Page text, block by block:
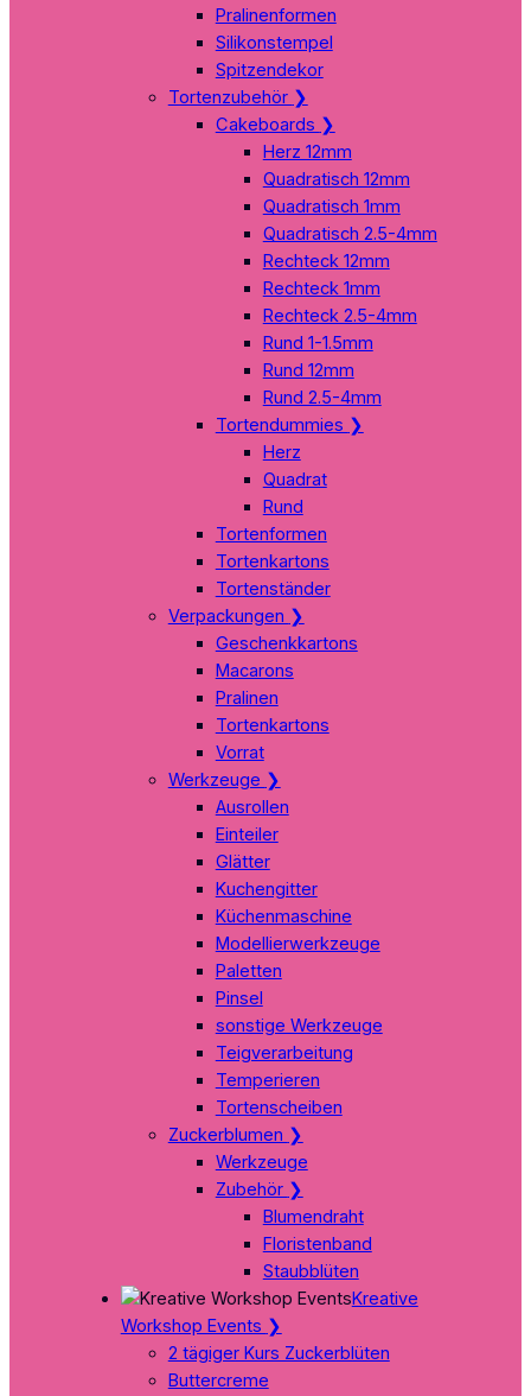
Pralinenformen
Silikonstempel
Spitzendekor
Tortenzubehör ❯
Cakeboards ❯
Herz 12mm
Quadratisch 12mm
Quadratisch 1mm
Quadratisch 2.5-4mm
Rechteck 12mm
Rechteck 1mm
Rechteck 2.5-4mm
Rund 1-1.5mm
Rund 12mm
Rund 2.5-4mm
Tortendummies ❯
Herz
Quadrat
Rund
Tortenformen
Tortenkartons
Tortenständer
Verpackungen ❯
Geschenkkartons
Macarons
Pralinen
Tortenkartons
Vorrat
Werkzeuge ❯
Ausrollen
Einteiler
Glätter
Kuchengitter
Küchenmaschine
Modellierwerkzeuge
Paletten
Pinsel
sonstige Werkzeuge
Teigverarbeitung
Temperieren
Tortenscheiben
Zuckerblumen ❯
Werkzeuge
Zubehör ❯
Blumendraht
Floristenband
Staubblüten
Kreative
Workshop Events ❯
2 tägiger Kurs Zuckerblüten
Buttercreme